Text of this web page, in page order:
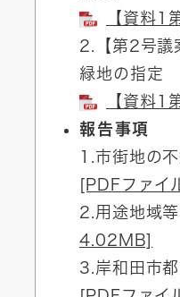
【資料1
2.【第2号議
緑地の指定
【資料1
報告事項
1.市街地の
[PDFファイ
2.用途地域
4.02MB]
3.岸和田市